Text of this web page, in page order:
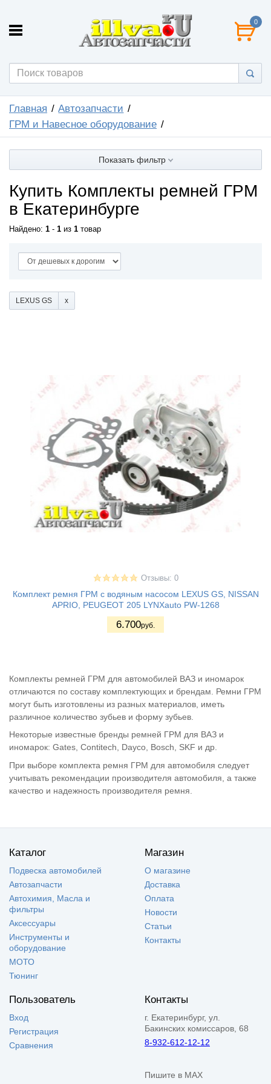
0
Главная
Автозапчасти
ГРМ и Навесное оборудование
Показать фильтр
Купить Комплекты ремней ГРМ
в Екатеринбурге
Найдено: 1 - 1 из 1 товар
LEXUS GS
Отзывы: 0
Комплект ремня ГРМ с водяным насосом LEXUS GS, NISSAN
APRIO, PEUGEOT 205 LYNXauto PW-1268
6.700руб.
Комплекты ремней ГРМ для автомобилей ВАЗ и иномарок
отличаются по составу комплектующих и брендам. Ремни ГРМ
могут быть изготовлены из разных материалов, иметь
различное количество зубьев и форму зубьев.
Некоторые известные бренды ремней ГРМ для ВАЗ и
иномарок: Gates, Contitech, Dayco, Bosch, SKF и др.
При выборе комплекта ремня ГРМ для автомобиля следует
учитывать рекомендации производителя автомобиля, а также
качество и надежность производителя ремня.
Каталог
Подвеска автомобилей
Автозапчасти
Автохимия, Масла и
фильтры
Аксессуары
Инструменты и
оборудование
МОТО
Тюнинг
Магазин
О магазине
Доставка
Оплата
Новости
Статьи
Контакты
Пользователь
Вход
Регистрация
Сравнения
Контакты
г. Екатеринбург, ул.
Бакинских комиссаров, 68
8-932-612-12-12
Пишите в MAX